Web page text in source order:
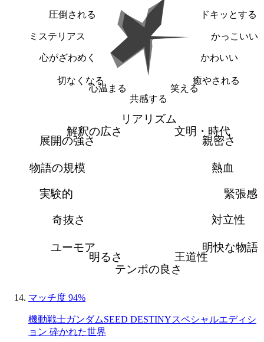
ドキッとする
かっこいい
かわいい
癒やされる
笑える
共感する
心温まる
切なくなる
心がざわめく
ミステリアス
圧倒される
リアリズム
文明・時代
親密さ
熱血
緊張感
対立性
明快な物語
王道性
テンポの良さ
明るさ
ユーモア
奇抜さ
実験的
物語の規模
展開の強さ
解釈の広さ
マッチ度 94%
機動戦士ガンダムSEED DESTINYスペシャルエディシ
ョン 砕かれた世界